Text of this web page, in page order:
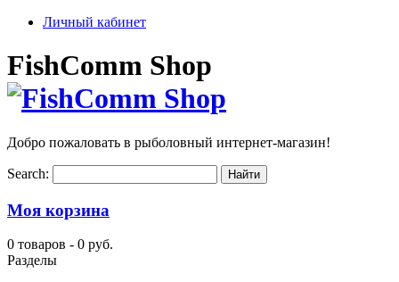
Личный кабинет
FishComm Shop
Добро пожаловать в рыболовный интернет-магазин!
Search:
Моя корзина
0 товаров - 0 руб.
Разделы